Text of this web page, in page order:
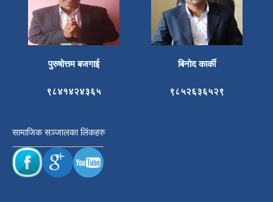
पुरुषोत्तम बजगाई बिनोद कार्की
९८४१४२४३६५ ९८५२६३६५२९
सामाजिक सञ्जालका लिंकहरु